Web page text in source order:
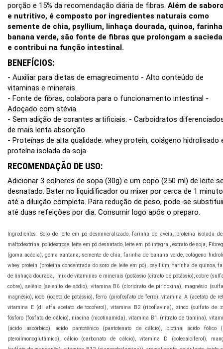
porção e 15% da recomendação diária de fibras. Além de
e nutritivo, é composto por ingredientes naturais como
semente de chia, psyllium, linhaça dourada, quinoa,
banana verde, são fonte de fibras que prolongam a
e contribui na função intestinal.
BENEFÍCIOS:
- Auxiliar para dietas de emagrecimento - Alto conteúdo de
vitaminas e minerais.
- Fonte de fibras, colabora para o funcionamento intestinal -
Adoçado com stévia.
- Sem adição de corantes artificiais. - Carboidratos
de mais lenta absorção
- Proteínas de alta qualidade: whey protein, colágeno hidrolisado
proteína isolada da soja
RECOMENDAÇÃO DE USO:
Adicionar 3 colheres de sopa (30g) e um copo (250 ml) de leite
desnatado. Bater no liquidificador ou mixer por cerca de 1
até a diluição completa. Para redução de peso, pode-se
até duas refeições por dia. Consumir logo após o preparo.
Ingredientes: Soro de leite em pó desmineralizado, farinha de aveia, proteína isolada
maltodextrina, polidextrose, leite em pó desnatado, leite em pó integral, extrato de soja,
(goma acácia), goma xantana, semente de chia, farinha de banana verde, colágeno
whey protein (proteína concentrada do soro de leite em pó), psyllium, farinha de quinoa,
de linhaça dourada, mix de vitaminas e minerais (potássio (citrato de potássio), cobre
cobre), selênio (selenito de sódio), vitamina B6 (cloridrato de piridoxina), magnésio
magnésio), iodo (iodeto de potássio), ferro (pirofosfato de ferro), vitamina A (acetato de
vitamina E (dl alfa acetato de tocoferol), vitamina B2 (riboflavina), zinco (sulfato de
fósforo (fosfato de cálcio), niacina (nicotinamida), vitamina B1 (nitrato de tiamina),
(ácido ascórbico), ácido pantotênico (pantotenato de cálcio), biotina, ácido fólico
pteroilmonoglutâmico), cálcio (carbonato de cálcio), vitamina D (colecalciferol),